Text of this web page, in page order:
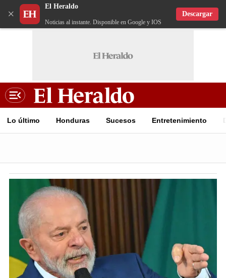
×
El Heraldo
Noticias al instante. Disponible en Google y IOS
Descargar
Lo último Honduras Sucesos Entretenimiento